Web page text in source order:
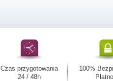
Czas przygotowania
24 / 48h
100%